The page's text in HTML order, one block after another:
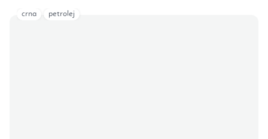
crna petrolej